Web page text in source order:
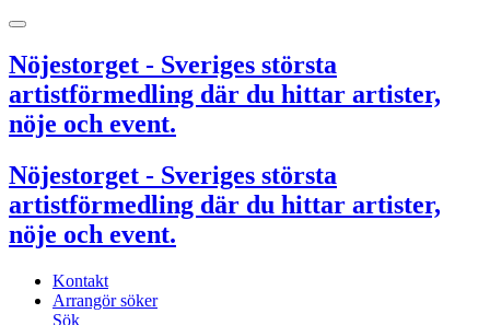
Nöjestorget - Sveriges största
artistförmedling där du hittar artister,
nöje och event.
Nöjestorget - Sveriges största
artistförmedling där du hittar artister,
nöje och event.
Kontakt
Arrangör söker
Sök